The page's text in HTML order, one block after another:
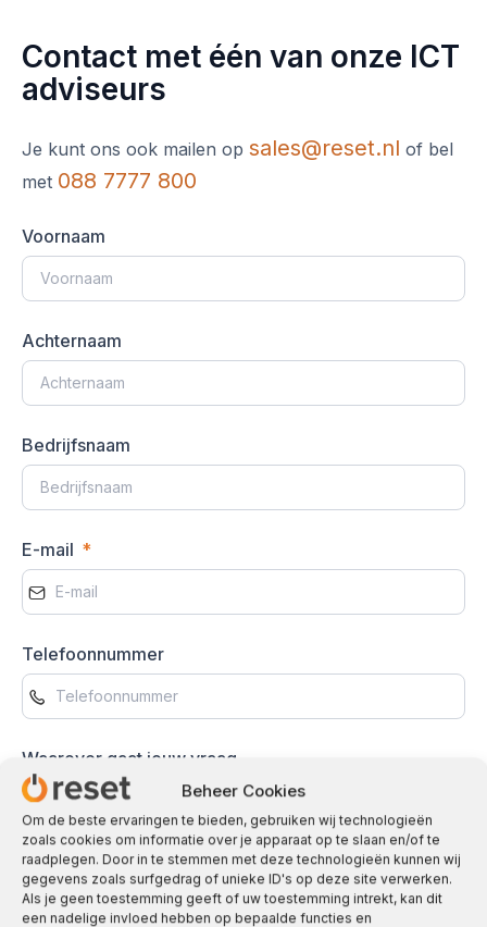
Beheer Cookies
Om de beste ervaringen te bieden, gebruiken wij technologieën
zoals cookies om informatie over je apparaat op te slaan en/of te
raadplegen. Door in te stemmen met deze technologieën kunnen wij
gegevens zoals surfgedrag of unieke ID's op deze site verwerken.
Als je geen toestemming geeft of uw toestemming intrekt, kan dit
een nadelige invloed hebben op bepaalde functies en
Contact met één van onze ICT
adviseurs
Je kunt ons ook mailen op sales@reset.nl of bel
met 088 7777 800
Voornaam
Achternaam
Bedrijfsnaam
E-mail
Telefoonnummer
Waarover gaat jouw vraag
IT beheer
Website
Onze abonnementen